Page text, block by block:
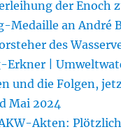
der Enoch
Medaille an André
des
Erkner |
und die Folgen,
Mai 2024
Akten: Plötzlich